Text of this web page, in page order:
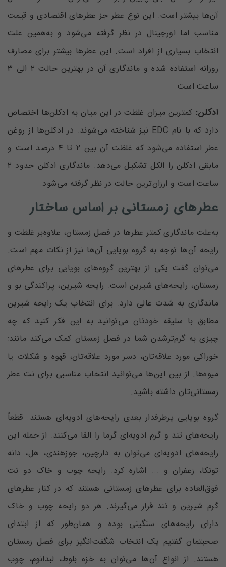
آن‌ها بیشتر است. این نوع عطر جز عطرهای اقتصادی و قیمت
مناسب اما اورجینال در نظر گرفته می‌شود و به‌همین علت
انتخاب بسیاری از افراد است. این عطرها بیشتر برای مصارف
روزانه استفاده شده و ماندگاری آن در بهترین حالت ۲ الی ۳
ساعت است.
ادکلن: کمترین میزان غلظت در این میان به ادکلن‌ها اختصاص
دارد که با نام EDC نیز شناخته می‌شوند. در ادکلن‌ها از روغن
عطر استفاده می‌شود که غلظت آن بین ۲ تا ۴ درصد است و
مابقی ادکلن را الکل تشکیل می‌دهد. ماندگاری ادکلن حدود ۲
ساعت است و ارزان‌ترین حالت در نظر گرفته می‌شود.
عطرهای زمستانی بر اساس ساختار
به‌علت ماندگاری کمتر عطرها در فصل زمستان، علاوه‌بر غلظت و
رایحه آن‌ها توجه به گروه بویایی آن‌ها نیز از نکات مهم است.
می‌توان گفت یکی از بهترین گروه‌های بویایی برای عطرهای
زمستان، رایحه‌های شیرین است. رایحه شیرین، پراکندگی بو و
ماندگاری به شدت عالی دارد. برای انتخاب یک رایحه شیرین
مطابق با سلیقه خودتان می‌توانید به این فکر کنید که چه
چیزی به گرم‌تر‌شدن شما در فصل زمستان کمک می‌کند مانند:
خوراکی مورد علاقه‌تان، دسر مورد علاقه‌تان، قهوه و شکلات یا
میوه‌ها. از بین این‌ها می‌توانید انتخاب مناسبی برای نت عطر
زمستانی‌تان داشته باشید.
گروه بویایی پرطرفدار بعدی رایحه‌های ادویه‌ای هستند. قطعاً
رایحه‌های تند و گرم ادویه‌ای گرما را القا می‌کنند. از جمله این
رایحه‌های ادویه‌ای می‌توان به دارچین، جوز‌هندی، هل، دانه
تونکا، زعفران و ... اشاره کرد. رایحه چوب و خاک دو نت
فوق‌العاده برای عطرهای زمستانی هستند که در کنار عطرهای
گرم شیرین و تند قرار می‌گیرند. هر دو رایحه چوب و خاک
دارای رایحه‌های سنگینی بوده و همان‌طور که از ابتدای
صحبتمان گفتیم یک انتخاب شگفت‌انگیز برای فصل زمستان
هستند. از انواع آن‌ها می‌توان به خزه بلوط، لبدانوم، چوب